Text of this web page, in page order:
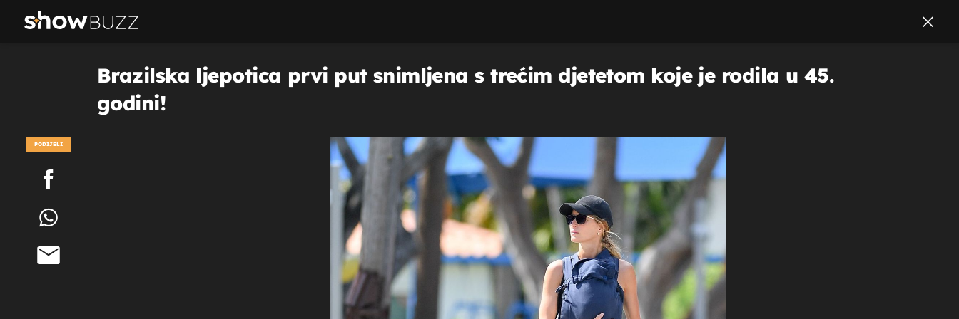
Brazilska ljepotica prvi put snimljena s trećim djetetom koje je rodila u 45.
godini!
PODIJELI